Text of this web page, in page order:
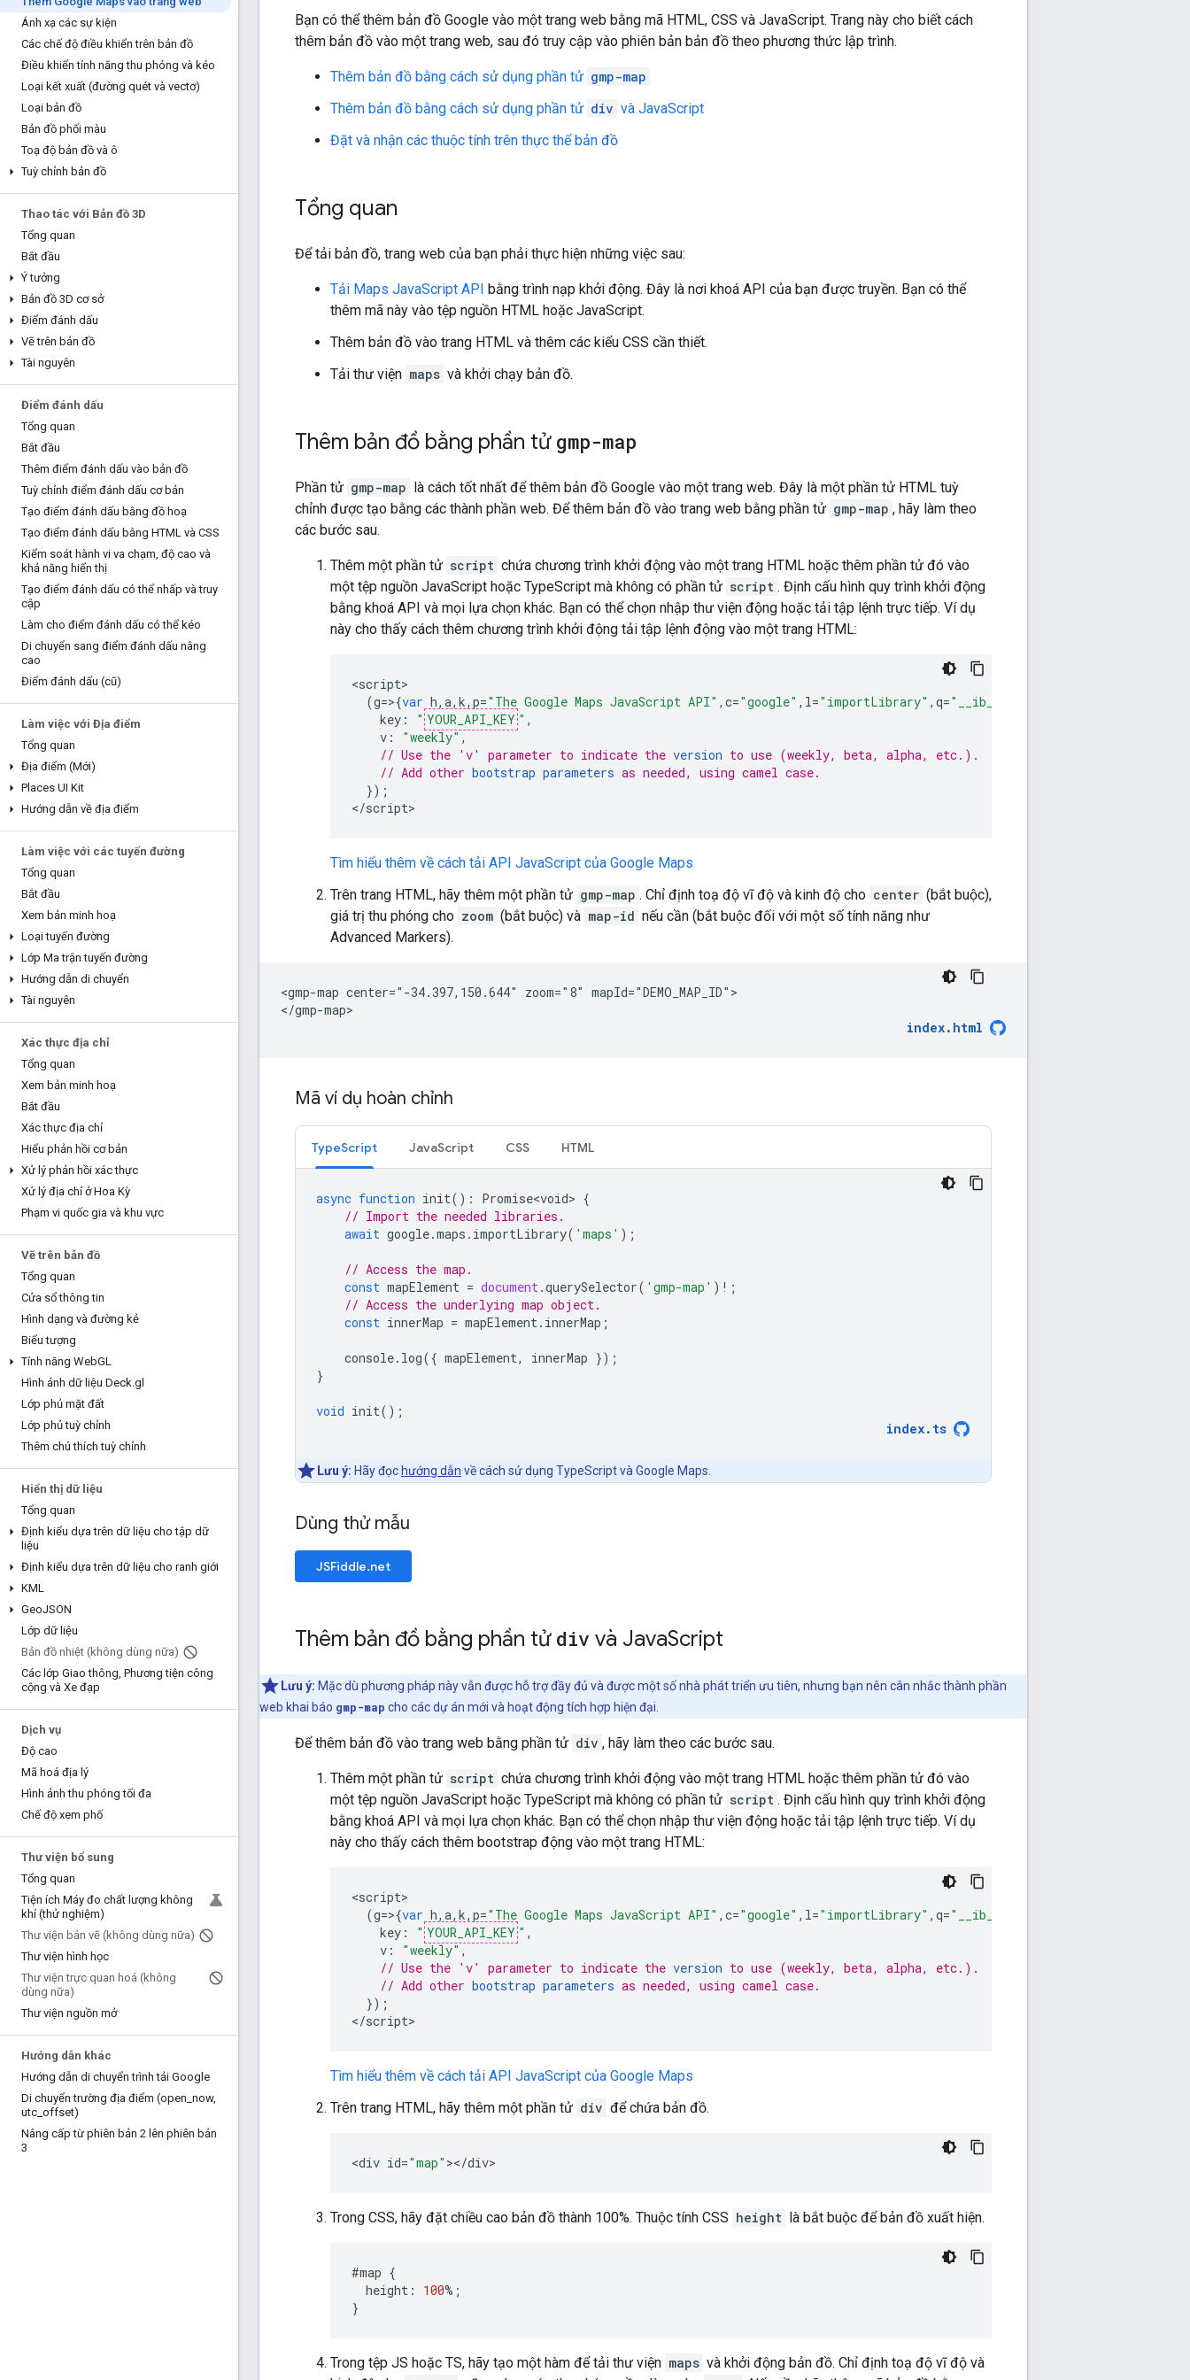
Ánh xạ các sự kiện
Các chế độ điều khiển trên bản đồ
Điều khiển tính năng thu phóng và kéo
Loại kết xuất (đường quét và vectơ)
Loại bản đồ
Bản đồ phối màu
Toạ độ bản đồ và ô
Tuỳ chỉnh bản đồ
Thao tác với Bản đồ 3D
Tổng quan
Bắt đầu
Ý tưởng
Bản đồ 3D cơ sở
Điểm đánh dấu
Vẽ trên bản đồ
Tài nguyên
Điểm đánh dấu
Tổng quan
Bắt đầu
Thêm điểm đánh dấu vào bản đồ
Tuỳ chỉnh điểm đánh dấu cơ bản
Tạo điểm đánh dấu bằng đồ hoạ
Tạo điểm đánh dấu bằng HTML và CSS
Kiểm soát hành vi va chạm, độ cao và
khả năng hiển thị
Tạo điểm đánh dấu có thể nhấp và truy
cập
Làm cho điểm đánh dấu có thể kéo
Di chuyển sang điểm đánh dấu nâng
cao
Điểm đánh dấu (cũ)
Làm việc với Địa điểm
Tổng quan
Địa điểm (Mới)
Places UI Kit
Hướng dẫn về địa điểm
Làm việc với các tuyến đường
Tổng quan
Bắt đầu
Xem bản minh hoạ
Loại tuyến đường
Lớp Ma trận tuyến đường
Hướng dẫn di chuyển
Tài nguyên
Xác thực địa chỉ
Tổng quan
Xem bản minh hoạ
Bắt đầu
Xác thực địa chỉ
Hiểu phản hồi cơ bản
Xử lý phản hồi xác thực
Xử lý địa chỉ ở Hoa Kỳ
Phạm vi quốc gia và khu vực
Vẽ trên bản đồ
Tổng quan
Cửa sổ thông tin
Hình dạng và đường kẻ
Biểu tượng
Tính năng WebGL
Hình ảnh dữ liệu Deck.gl
Lớp phủ mặt đất
Lớp phủ tuỳ chỉnh
Thêm chú thích tuỳ chỉnh
Hiển thị dữ liệu
Tổng quan
Định kiểu dựa trên dữ liệu cho tập dữ
liệu
Định kiểu dựa trên dữ liệu cho ranh giới
KML
GeoJSON
Lớp dữ liệu
Bản đồ nhiệt (không dùng nữa)
Các lớp Giao thông, Phương tiện công
cộng và Xe đạp
Dịch vụ
Độ cao
Mã hoá địa lý
Hình ảnh thu phóng tối đa
Chế độ xem phố
Thư viện bổ sung
Tổng quan
Tiện ích Máy đo chất lượng không
khí (thử nghiệm)
Thư viện bản vẽ (không dùng nữa)
Thư viện hình học
Thư viện trực quan hoá (không
dùng nữa)
Thư viện nguồn mở
Hướng dẫn khác
Hướng dẫn di chuyển trình tải Google
Di chuyển trường địa điểm (open now,
utc offset)
Nâng cấp từ phiên bản 2 lên phiên bản
3
Bạn có thể thêm bản đồ Google vào một trang web bằng mã HTML, CSS và JavaScript. Trang này cho biết cách
thêm bản đồ vào một trang web, sau đó truy cập vào phiên bản bản đồ theo phương thức lập trình.
Thêm bản đồ bằng cách sử dụng phần tử gmp-map
Thêm bản đồ bằng cách sử dụng phần tử div và JavaScript
Đặt và nhận các thuộc tính trên thực thể bản đồ
Tổng quan
Để tải bản đồ, trang web của bạn phải thực hiện những việc sau:
Tải Maps JavaScript API bằng trình nạp khởi động. Đây là nơi khoá API của bạn được truyền. Bạn có thể
thêm mã này vào tệp nguồn HTML hoặc JavaScript.
Thêm bản đồ vào trang HTML và thêm các kiểu CSS cần thiết.
Tải thư viện maps và khởi chạy bản đồ.
Thêm bản đồ bằng phần tử gmp-map
Phần tử gmp-map là cách tốt nhất để thêm bản đồ Google vào một trang web. Đây là một phần tử HTML tuỳ
chỉnh được tạo bằng các thành phần web. Để thêm bản đồ vào trang web bằng phần tử gmp-map , hãy làm theo
các bước sau.
Thêm một phần tử script chứa chương trình khởi động vào một trang HTML hoặc thêm phần tử đó vào
một tệp nguồn JavaScript hoặc TypeScript mà không có phần tử script . Định cấu hình quy trình khởi động
bằng khoá API và mọi lựa chọn khác. Bạn có thể chọn nhập thư viện động hoặc tải tập lệnh trực tiếp. Ví dụ
này cho thấy cách thêm chương trình khởi động tải tập lệnh động vào một trang HTML:
<script
(g=>{var h, a, k, p="The Google Maps JavaScript API" , c="google" , l="importLibrary" , q="__ib__"
key : " YOUR_API_KEY " ,
v : "weekly" ,
// Use the 'v' parameter to indicate the version to use (weekly, beta, alpha, etc.).
// Add other bootstrap parameters as needed, using camel case.
});
</script>
Tìm hiểu thêm về cách tải API JavaScript của Google Maps
Trên trang HTML, hãy thêm một phần tử gmp-map . Chỉ định toạ độ vĩ độ và kinh độ cho center (bắt buộc),
giá trị thu phóng cho zoom (bắt buộc) và map-id nếu cần (bắt buộc đối với một số tính năng như
Advanced Markers).
<gmp-map center="-34.397,150.644" zoom="8" mapId="DEMO_MAP_ID">
</gmp-map>
index.html
Mã ví dụ hoàn chỉnh
TypeScript JavaScript CSS HTML
async function init() : Promise<void> {
// Import the needed libraries.
await google.maps . importLibrary( 'maps' );
// Access the map.
const mapElement = document.querySelector( 'gmp-map' ) ! ;
// Access the underlying map object.
const innerMap = mapElement. innerMap ;
console. log({ mapElement, innerMap });
}
void init();
index. ts
Lưu ý: Hãy đọc hướng dẫn về cách sử dụng TypeScript và Google Maps.
Dùng thử mẫu
JSFiddle.net
Thêm bản đồ bằng phần tử div và JavaScript
Lưu ý: Mặc dù phương pháp này vẫn được hỗ trợ đầy đủ và được một số nhà phát triển ưu tiên, nhưng bạn nên cân nhắc thành phần
web khai báo gmp-map cho các dự án mới và hoạt động tích hợp hiện đại.
Để thêm bản đồ vào trang web bằng phần tử div , hãy làm theo các bước sau.
Thêm một phần tử script chứa chương trình khởi động vào một trang HTML hoặc thêm phần tử đó vào
một tệp nguồn JavaScript hoặc TypeScript mà không có phần tử script . Định cấu hình quy trình khởi động
bằng khoá API và mọi lựa chọn khác. Bạn có thể chọn nhập thư viện động hoặc tải tập lệnh trực tiếp. Ví dụ
này cho thấy cách thêm bootstrap động vào một trang HTML:
<script
(g=>{var h, a, k, p="The Google Maps JavaScript API" , c="google" , l="importLibrary" , q="__ib__"
key : " YOUR_API_KEY " ,
v : "weekly" ,
// Use the 'v' parameter to indicate the version to use (weekly, beta, alpha, etc.).
// Add other bootstrap parameters as needed, using camel case.
});
</script>
Tìm hiểu thêm về cách tải API JavaScript của Google Maps
Trên trang HTML, hãy thêm một phần tử div để chứa bản đồ.
<div id="map" ></div>
Trong CSS, hãy đặt chiều cao bản đồ thành 100%. Thuộc tính CSS height là bắt buộc để bản đồ xuất hiện.
#map {
height : 100% ;
}
Trong tệp JS hoặc TS, hãy tạo một hàm để tải thư viện maps và khởi động bản đồ. Chỉ định toạ độ vĩ độ và